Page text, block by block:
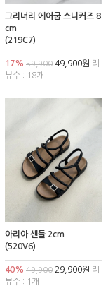
그리너리 에어굽 스니커즈 8
cm
(219C7)
17% 59,900 49,900원 리
뷰수 : 18개
아리아 샌들 2cm
(520V6)
40% 49,900 29,900원 리
뷰수 : 1개